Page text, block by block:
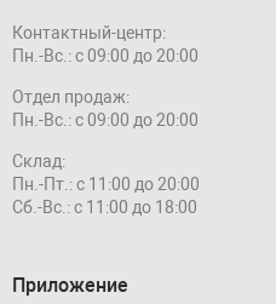
Контактный-центр:
Пн.-Вс.: с 09:00 до 20:00
Отдел продаж:
Пн.-Вс.: с 09:00 до 20:00
Склад:
Пн.-Пт.: с 11:00 до 20:00
Сб.-Вс.: с 11:00 до 18:00
Приложение